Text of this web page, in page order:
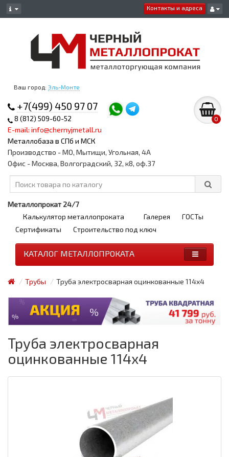
Контакты и адреса
Ваш город: Эль-Монте
+7(499) 450 97 07
8 (812) 509-60-52
E-mail: info@chernyjmetall.ru
Металлобаза в СПб и МСК
0
Производство - МО, Мытищи, Угольная, 4А
Офис - Москва, Волгоградский, 32, к8, оф.37
Металлопрокат 24/7
Калькулятор металлопроката
Галерея
ГОСТы
Сертификаты
Строительство под ключ
КАТАЛОГ МЕТАЛЛОПРОКАТА
Трубы Труба электросварная оцинкованные 114x4
Труба электросварная
оцинкованные 114x4